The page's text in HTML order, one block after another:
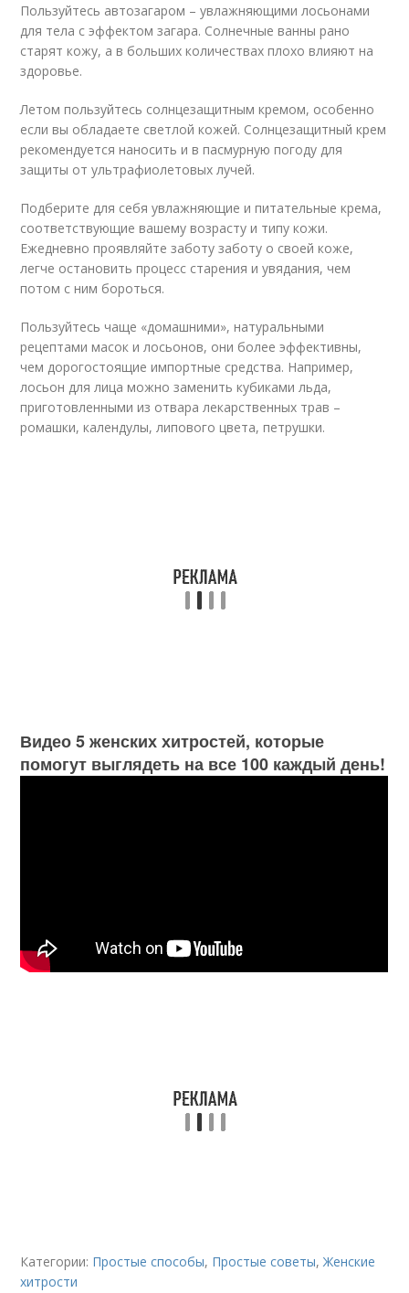
Пользуйтесь автозагаром – увлажняющими лосьонами
для тела с эффектом загара. Солнечные ванны рано
старят кожу, а в больших количествах плохо влияют на
здоровье.
Летом пользуйтесь солнцезащитным кремом, особенно
если вы обладаете светлой кожей. Солнцезащитный крем
рекомендуется наносить и в пасмурную погоду для
защиты от ультрафиолетовых лучей.
Подберите для себя увлажняющие и питательные крема,
соответствующие вашему возрасту и типу кожи.
Ежедневно проявляйте заботу заботу о своей коже,
легче остановить процесс старения и увядания, чем
потом с ним бороться.
Пользуйтесь чаще «домашними», натуральными
рецептами масок и лосьонов, они более эффективны,
чем дорогостоящие импортные средства. Например,
лосьон для лица можно заменить кубиками льда,
приготовленными из отвара лекарственных трав –
ромашки, календулы, липового цвета, петрушки.
Видео 5 женских хитростей, которые
помогут выглядеть на все 100 каждый день!
Категории: Простые способы, Простые советы,Женские
хитрости